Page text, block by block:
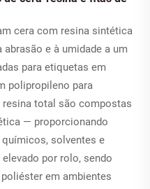
cera com resina sintética
e à umidade a um
para etiquetas em
polipropileno para
total são compostas
— proporcionando
solventes e
por rolo, sendo
em ambientes